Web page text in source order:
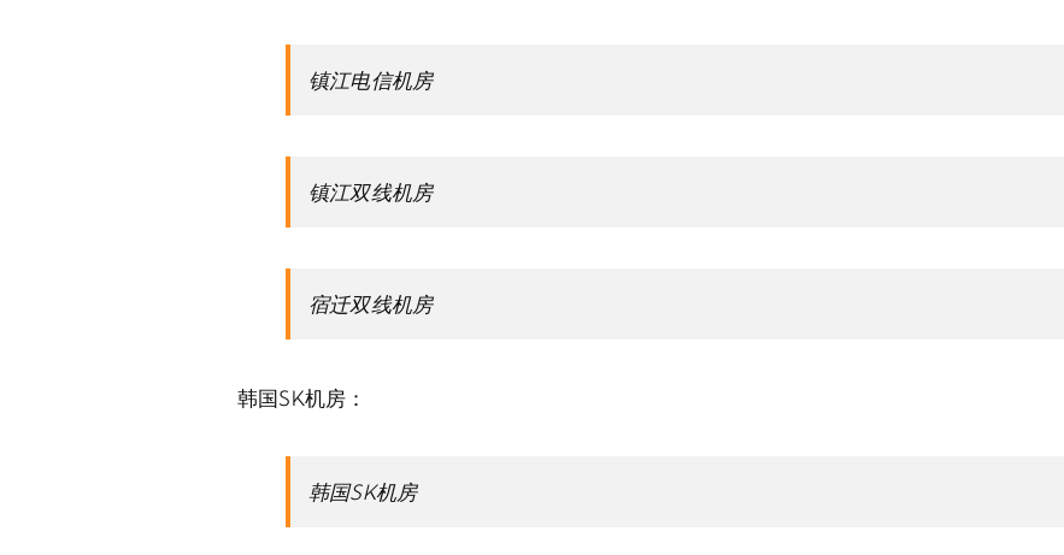
镇江电信机房
镇江双线机房
宿迁双线机房
韩国SK机房：
韩国SK机房